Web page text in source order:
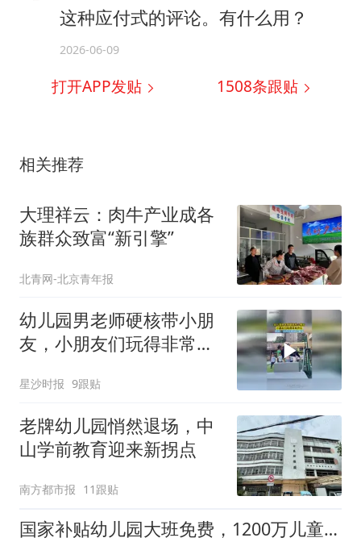
这种应付式的评论。有什么用？
2026-06-09
打开APP发贴 1508条跟贴
相关推荐
大理祥云：肉牛产业成各
族群众致富“新引擎”
北青网-北京青年报
幼儿园男老师硬核带小朋
友，小朋友们玩得非常开
哪找
星沙时报 9跟贴
老牌幼儿园悄然退场，中
山学前教育迎来新拐点
南方都市报 11跟贴
国家补贴幼儿园大班免费，1200万儿童受益